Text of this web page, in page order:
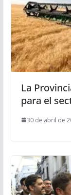
La
para el
30 de abril de